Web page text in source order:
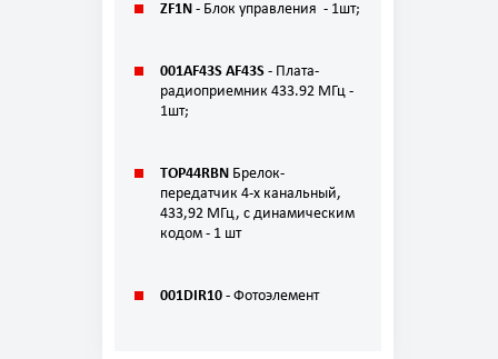
ZF1N- Блок управления - 1шт;
001AF43S AF43S- Плата-
радиоприемник 433.92 МГц -
1шт;
TOP44RBNБрелок-
передатчик 4-х канальный,
433,92 МГц, с динамическим
кодом - 1 шт
001DIR10 - Фотоэлемент